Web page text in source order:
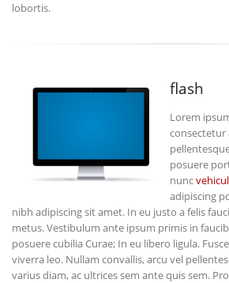
lobortis.
flash
Lorem
consectetur
posuere
nunc
adipiscing
nibh adipiscing sit amet. In eu justo a felis
metus. Vestibulum ante ipsum primis in
posuere cubilia Curae; In eu libero ligula.
viverra leo. Nullam convallis, arcu vel
varius diam, ac ultrices sem ante quis sem.